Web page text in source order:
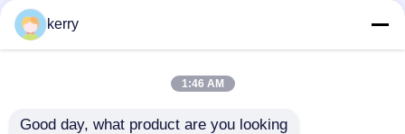
ব্লগ
ABB 800xa
kerry
1:46 AM
Good day, what product are you looking